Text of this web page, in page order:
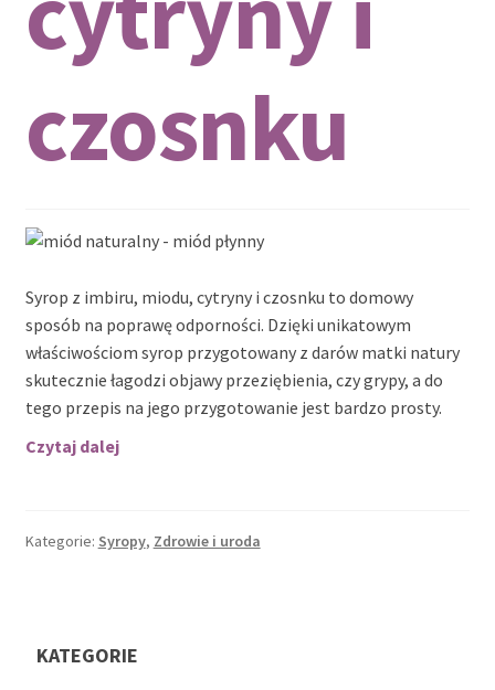
czosnku
Syrop z imbiru, miodu, cytryny i czosnku to domowy
sposób na poprawę odporności. Dzięki unikatowym
właściwościom syrop przygotowany z darów matki natury
skutecznie łagodzi objawy przeziębienia, czy grypy, a do
tego przepis na jego przygotowanie jest bardzo prosty.
Czytaj dalejSyrop
cytryny
Kategorie: Syropy, Zdrowie i uroda
KATEGORIE